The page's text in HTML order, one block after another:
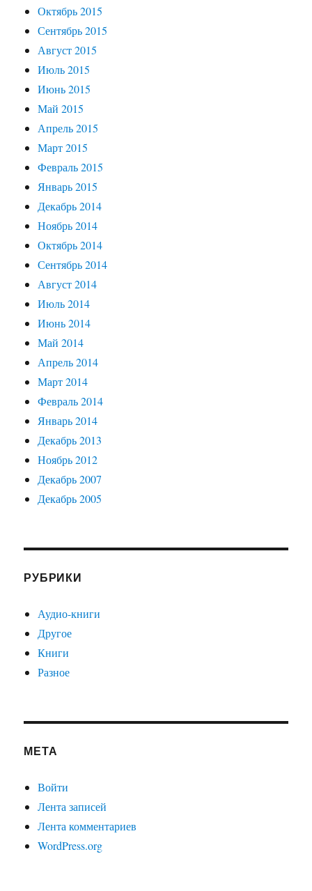
Октябрь 2015
Сентябрь 2015
Август 2015
Июль 2015
Июнь 2015
Май 2015
Апрель 2015
Март 2015
Февраль 2015
Январь 2015
Декабрь 2014
Ноябрь 2014
Октябрь 2014
Сентябрь 2014
Август 2014
Июль 2014
Июнь 2014
Май 2014
Апрель 2014
Март 2014
Февраль 2014
Январь 2014
Декабрь 2013
Ноябрь 2012
Декабрь 2007
Декабрь 2005
РУБРИКИ
Аудио-книги
Другое
Книги
Разное
МЕТА
Войти
Лента записей
Лента комментариев
WordPress.org